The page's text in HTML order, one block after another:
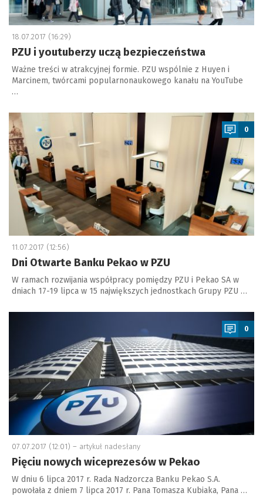
18.07.2017 (16:29)
PZU i youtuberzy uczą bezpieczeństwa
Ważne treści w atrakcyjnej formie. PZU wspólnie z Huyen i
Marcinem, twórcami popularnonaukowego kanału na YouTube
…
a
0
11.07.2017 (12:56)
Dni Otwarte Banku Pekao w PZU
W ramach rozwijania współpracy pomiędzy PZU i Pekao SA w
dniach 17-19 lipca w 15 największych jednostkach Grupy PZU …
a
0
07.07.2017 (12:01) – artykuł nadesłany
Pięciu nowych wiceprezesów w Pekao
W dniu 6 lipca 2017 r. Rada Nadzorcza Banku Pekao S.A.
powołała z dniem 7 lipca 2017 r. Pana Tomasza Kubiaka, Pana …